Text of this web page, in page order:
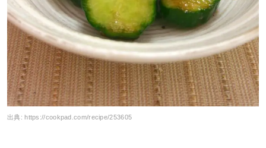
出典:https://cookpad.com/recipe/253605